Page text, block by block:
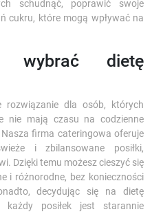
schudnąć, poprawić swoje
cukru, które mogą wpływać na
wybrać dietę
rozwiązanie dla osób, których
nie mają czasu na codzienne
firma cateringowa oferuje
i zbilansowane posiłki,
Dzięki temu możesz cieszyć się
i różnorodne, bez konieczności
decydując się na dietę
każdy posiłek jest starannie